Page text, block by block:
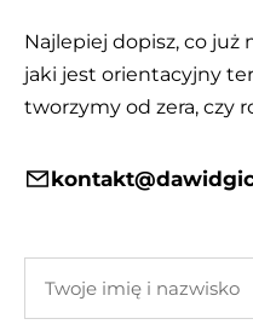
Najlepiej dopisz, co już
jaki jest orientacyjny
tworzymy od zera, czy
imię